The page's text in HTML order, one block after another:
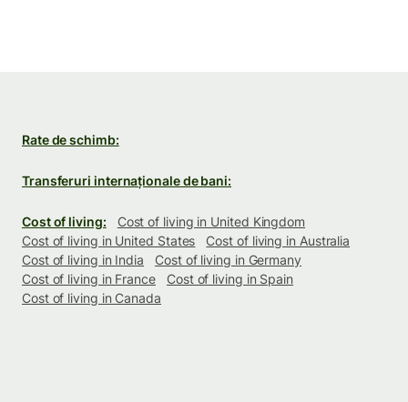
Rate de schimb:
Transferuri internaționale de bani:
Cost of living:
Cost of living in United Kingdom
Cost of living in United States
Cost of living in Australia
Cost of living in India
Cost of living in Germany
Cost of living in France
Cost of living in Spain
Cost of living in Canada